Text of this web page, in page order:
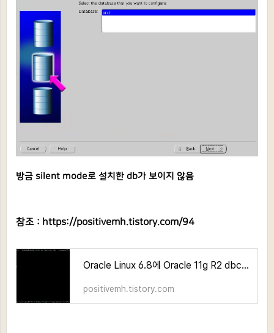
방금 silent mode로 설치한 db가 보이지 않음
참조 : https://positivemh.tistory.com/94
Oracle Linux 6.8에 Oracle 11g R2 dbca silent mode 생성
positivemh.tistory.com